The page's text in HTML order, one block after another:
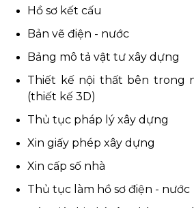
Hồ sơ kết cấu
Bản vẽ điện - nước
Bảng mô tả vật tư xây dựng
Thiết kế nội thất bên trong
(thiết kế 3D)
Thủ tục pháp lý xây dựng
Xin giấy phép xây dựng
Xin cấp số nhà
Thủ tục làm hồ sơ điện - nước